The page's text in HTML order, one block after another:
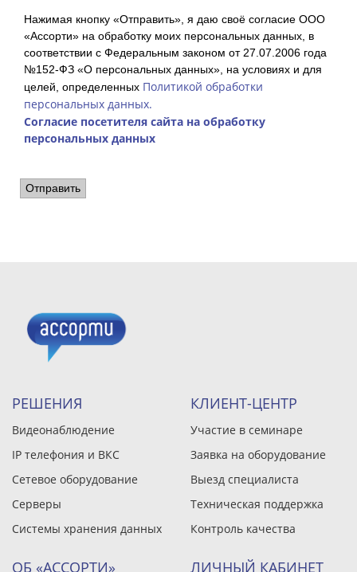
Нажимая кнопку «Отправить», я даю своё согласие ООО
«Ассорти» на обработку моих персональных данных, в
соответствии с Федеральным законом от 27.07.2006 года
№152-ФЗ «О персональных данных», на условиях и для
целей, определенных Политикой обработки
персональных данных.
Согласие посетителя сайта на обработку
персональных данных
Отправить
РЕШЕНИЯ
Видеонаблюдение
IP телефония и ВКС
Сетевое оборудование
Серверы
Системы хранения данных
КЛИЕНТ-ЦЕНТР
Участие в семинаре
Заявка на оборудование
Выезд специалиста
Техническая поддержка
Контроль качества
ОБ «АССОРТИ» ЛИЧНЫЙ КАБИНЕТ